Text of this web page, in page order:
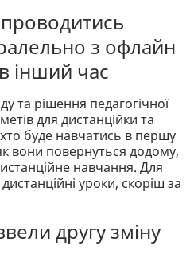
з офлайн
інший час
та рішення педагогічної
для дистанційки та
хто буде навчатись в першу
вони повернуться додому,
навчання. Для
уроки, скоріш за
другу зміну